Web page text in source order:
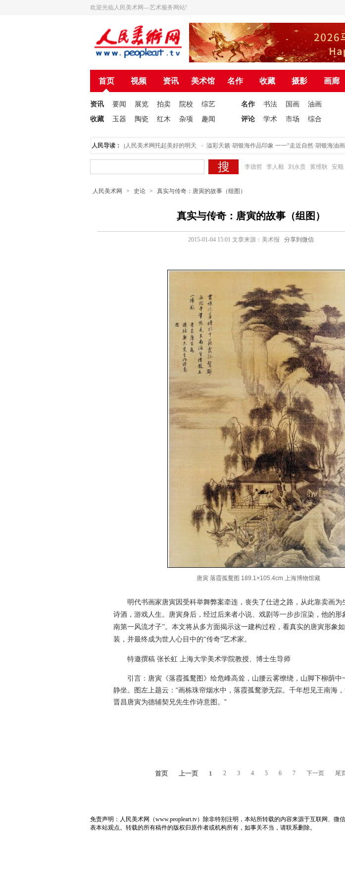
欢迎光临人民美术网—艺术服务网站!
首页 视频 资讯 美术馆 名作 收藏 摄影 画廊
资讯 要闻 展览 拍卖 院校
综艺
收藏
玉器 陶瓷 红木 杂项 趣闻
名作 书法 国画
油画
评论
学术 市场 综合
人民导读：
人民美术创作院揭牌仪式在北京举行 为人民美术网托起美好的明天 溢彩天籁·胡银海作品印象 一一“走近自然·胡银海油画
李德哲 李人毅 刘永贵 黄维耿 安顺
人民美术网 > 史论 > 真实与传奇：唐寅的故事（组图）
真实与传奇：唐寅的故事（组图）
2015-01-04 15:01 文章来源：美术报 分享到微信
唐寅 落霞孤鹜图 189.1×105.4cm 上海博物馆藏
明代书画家唐寅因受科举舞弊案牵连，丧失了仕进之路，从此靠卖画为
诗酒，游戏人生。唐寅身后，经过后来者小说、戏剧等一步步渲染，他的形
南第一风流才子”。本文将从多方面揭示这一建构过程，看真实的唐寅形象
装，并最终成为世人心目中的“传奇”艺术家。
特邀撰稿 张长虹 上海大学美术学院教授、博士生导师
引言：唐寅《落霞孤鹜图》绘危峰高耸，山腰云雾缭绕，山脚下柳荫中
静坐。图左上题云：“画栋珠帘烟水中，落霞孤鹜渺无踪。千年想见王南海，
晋昌唐寅为德辅契兄先生作诗意图。”
首页 上一页 1 2 3 4 5 6 7 下一页 尾
免责声明：人民美术网（www.peopleart.tv）除非特别注明，本站所转载的内容来源于互联网、微
表本站观点。转载的所有稿件的版权归原作者或机构所有，如事关不当，请联系删除。